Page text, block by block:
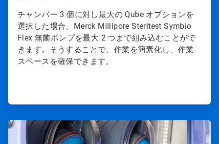
チャンバー 3 個に対し最大の Qube オプションを
選択した場合、Merck Millipore Steritest Symbio
Flex 無菌ポンプを最大 2 つまで組み込むことがで
きます。そうすることで、作業を簡素化し、作業
スペースを確保できます。
ArticleTile